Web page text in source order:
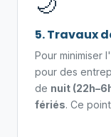
5. Travaux
Pour minimiser
pour des
de nuit
fériés. Ce